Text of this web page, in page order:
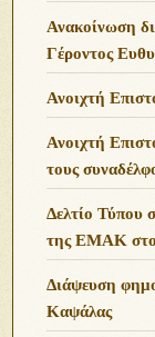
Ανακοίνωση
Γέροντος
Ανοιχτή
Ανοιχτή
τους
Δελτίο Τύπου
της ΕΜΑΚ
Διάψευση
Καψάλας